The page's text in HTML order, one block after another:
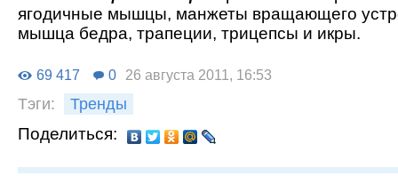
ягодичные мышцы, манжеты вращающего
мышца бедра, трапеции, трицепсы и икры.
69 417 0 26 августа 2011, 16:53
Тэги: Тренды
Поделиться: